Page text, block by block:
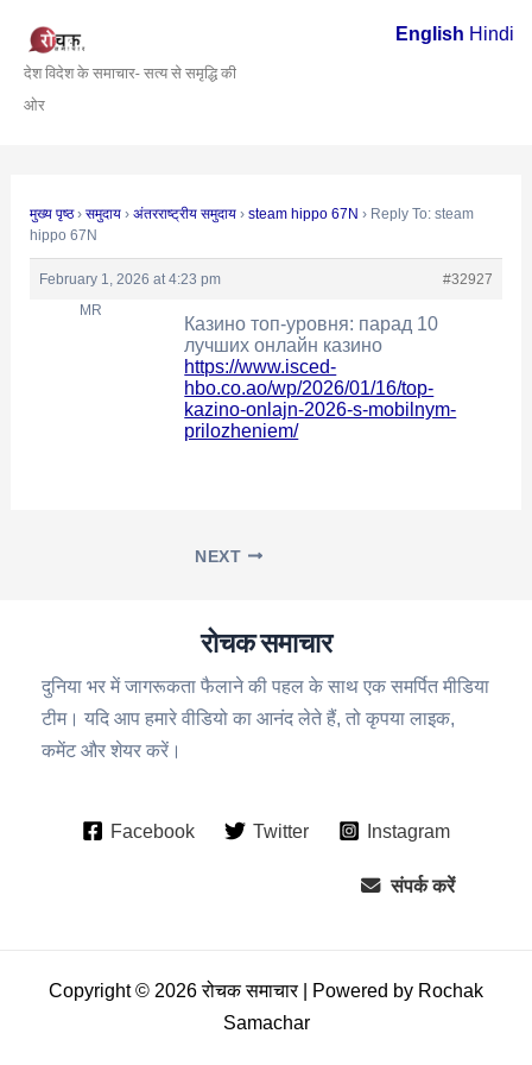
content
देश विदेश के समाचार- सत्य से समृद्धि की
ओर
मुख्य पृष्ठ › समुदाय › अंतरराष्ट्रीय समुदाय › steam hippo 67N › Reply To: steam
hippo 67N
February 1, 2026 at 4:23 pm
#32927
MR
Казино топ-уровня: парад 10
лучших онлайн казино
https://www.isced-
hbo.co.ao/wp/2026/01/16/top-
kazino-onlajn-2026-s-mobilnym-
prilozheniem/
navigation
NEXT
रोचक समाचार
दुनिया भर में जागरूकता फैलाने की पहल के साथ एक समर्पित मीडिया
टीम। यदि आप हमारे वीडियो का आनंद लेते हैं, तो कृपया लाइक,
कमेंट और शेयर करें।
Facebook Twitter Instagram
संपर्क करें
Copyright © 2026 रोचक समाचार | Powered by Rochak
Samachar
English Hindi